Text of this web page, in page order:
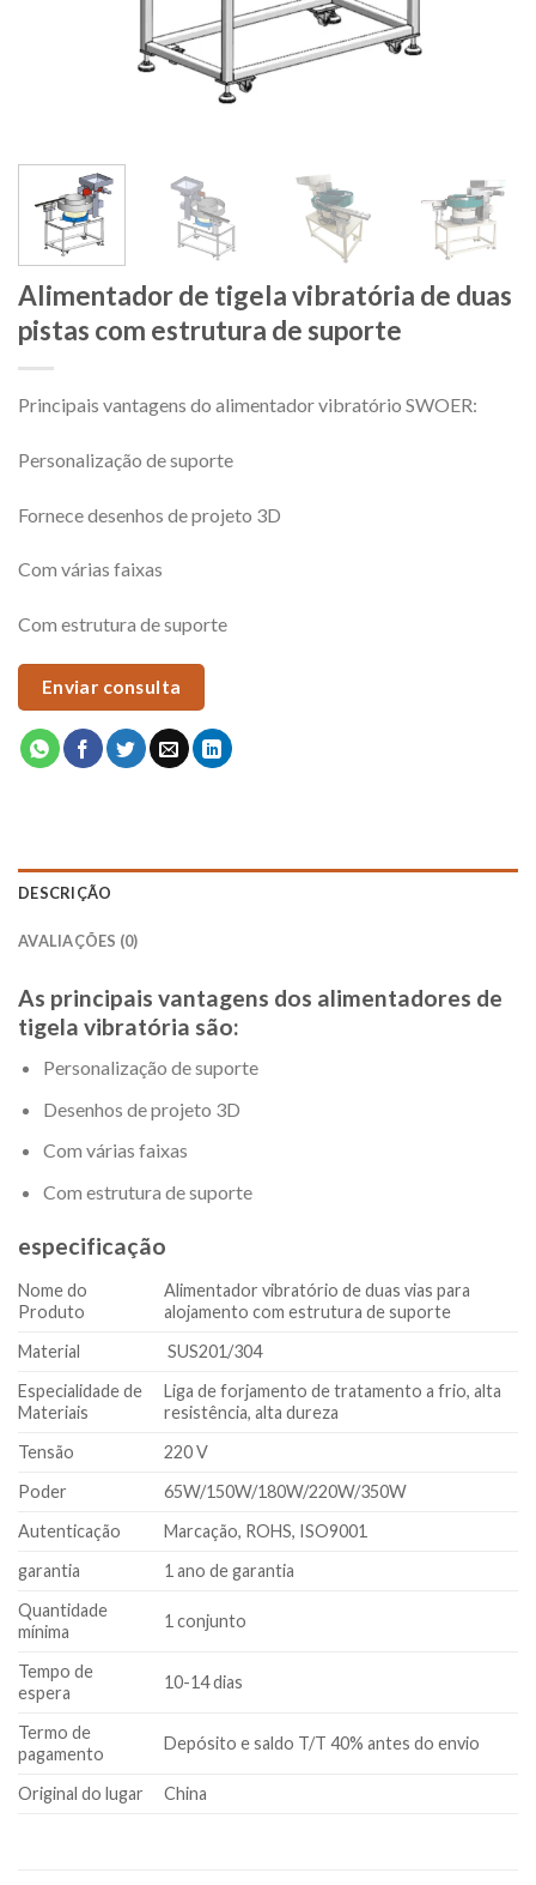
Alimentador de tigela vibratória de duas
pistas com estrutura de suporte
Principais vantagens do alimentador vibratório SWOER:
Personalização de suporte
Fornece desenhos de projeto 3D
Com várias faixas
Com estrutura de suporte
Enviar consulta
DESCRIÇÃO
AVALIAÇÕES (0)
As principais vantagens dos alimentadores de
tigela vibratória são:
Personalização de suporte
Desenhos de projeto 3D
Com várias faixas
Com estrutura de suporte
especificação
Nome do
Produto
Alimentador vibratório de duas vias para
alojamento com estrutura de suporte
Material
SUS201/304
Especialidade de
Materiais
Liga de forjamento de tratamento a frio, alta
resistência, alta dureza
Tensão
220 V
Poder
65W/150W/180W/220W/350W
Autenticação
Marcação, ROHS, ISO9001
garantia
1 ano de garantia
Quantidade
mínima
1 conjunto
Tempo de
espera
10-14 dias
Termo de
pagamento
Depósito e saldo T/T 40% antes do envio
Original do lugar China